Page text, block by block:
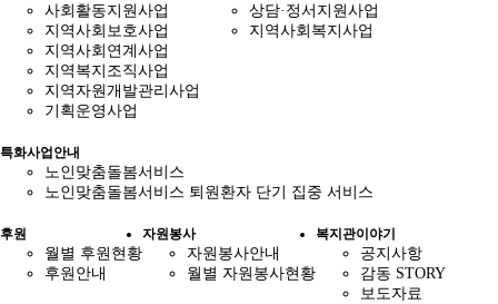
사회활동지원사업
지역사회보호사업
지역사회연계사업
지역복지조직사업
지역자원개발관리사업
기획운영사업
상담·정서지원사업
지역사회복지사업
특화사업안내
노인맞춤돌봄서비스
노인맞춤돌봄서비스 퇴원환자 단기 집중 서비스
후원
월별 후원현황
후원안내
자원봉사
자원봉사안내
월별 자원봉사현황
복지관이야기
공지사항
감동 STORY
보도자료